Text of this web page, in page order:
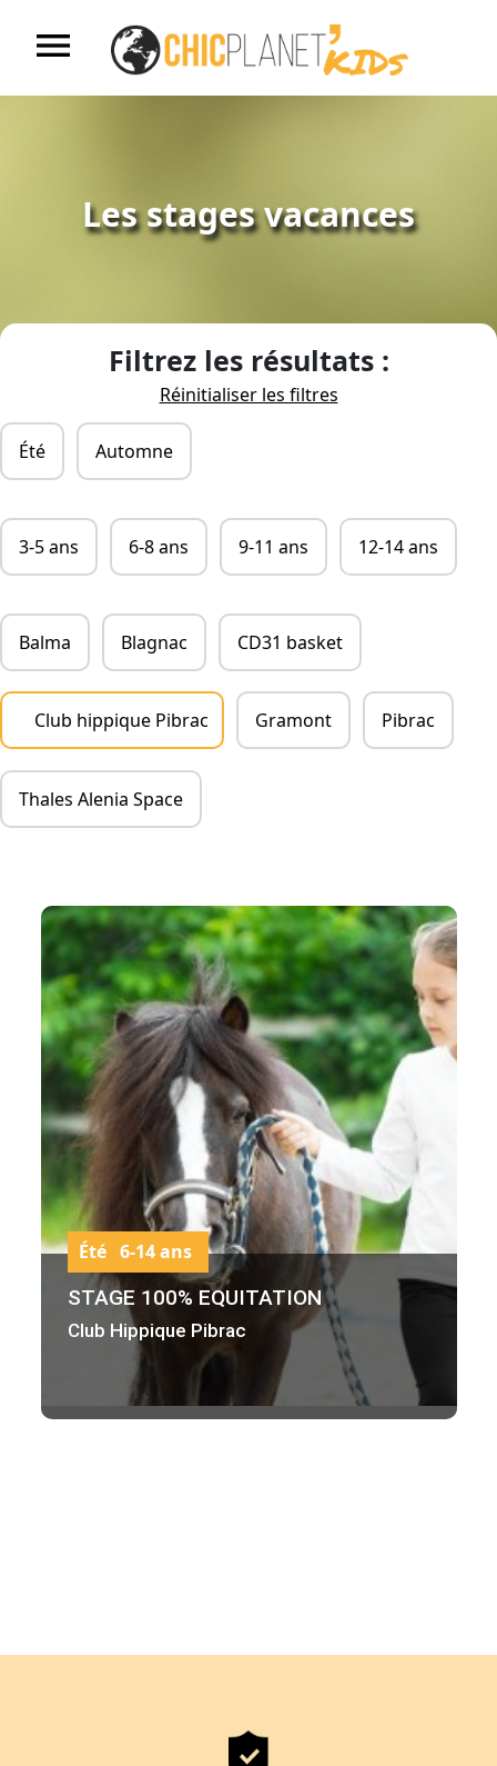
menu
S'inscrire
Nos stages vacances
Contact
Mon compte
05 34 57 19 59
Les stages vacances
Filtrez les résultats :
Réinitialiser les filtres
Été Automne
3-5 ans 6-8 ans 9-11 ans 12-14 ans
Balma Blagnac CD31 basket
Club hippique Pibrac Gramont Pibrac
Thales Alenia Space
STAGE 100% EQUITATION
Club Hippique Pibrac
Été 6-14 ans